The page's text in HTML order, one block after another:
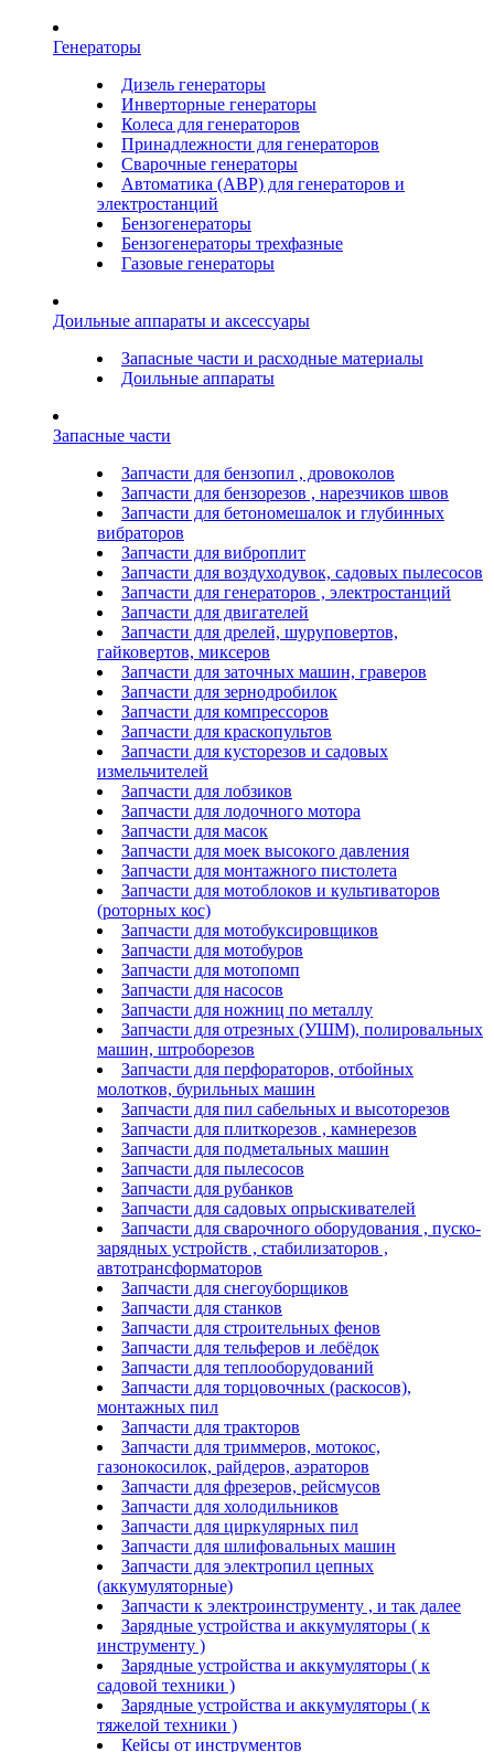
Генераторы
Дизель генераторы
Инверторные генераторы
Колеса для генераторов
Принадлежности для генераторов
Сварочные генераторы
Автоматика (АВР) для генераторов и
электростанций
Бензогенераторы
Бензогенераторы трехфазные
Газовые генераторы
Доильные аппараты и аксессуары
Запасные части и расходные материалы
Доильные аппараты
Запасные части
Запчасти для бензопил , дровоколов
Запчасти для бензорезов , нарезчиков швов
Запчасти для бетономешалок и глубинных
вибраторов
Запчасти для виброплит
Запчасти для воздуходувок, садовых пылесосов
Запчасти для генераторов , электростанций
Запчасти для двигателей
Запчасти для дрелей, шуруповертов,
гайковертов, миксеров
Запчасти для заточных машин, граверов
Запчасти для зернодробилок
Запчасти для компрессоров
Запчасти для краскопультов
Запчасти для кусторезов и садовых
измельчителей
Запчасти для лобзиков
Запчасти для лодочного мотора
Запчасти для масок
Запчасти для моек высокого давления
Запчасти для монтажного пистолета
Запчасти для мотоблоков и культиваторов
(роторных кос)
Запчасти для мотобуксировщиков
Запчасти для мотобуров
Запчасти для мотопомп
Запчасти для насосов
Запчасти для ножниц по металлу
Запчасти для отрезных (УШМ), полировальных
машин, штроборезов
Запчасти для перфораторов, отбойных
молотков, бурильных машин
Запчасти для пил сабельных и высоторезов
Запчасти для плиткорезов , камнерезов
Запчасти для подметальных машин
Запчасти для пылесосов
Запчасти для рубанков
Запчасти для садовых опрыскивателей
Запчасти для сварочного оборудования , пуско-
зарядных устройств , стабилизаторов ,
автотрансформаторов
Запчасти для снегоуборщиков
Запчасти для станков
Запчасти для строительных фенов
Запчасти для тельферов и лебёдок
Запчасти для теплооборудований
Запчасти для торцовочных (раскосов),
монтажных пил
Запчасти для тракторов
Запчасти для триммеров, мотокос,
газонокосилок, райдеров, аэраторов
Запчасти для фрезеров, рейсмусов
Запчасти для холодильников
Запчасти для циркулярных пил
Запчасти для шлифовальных машин
Запчасти для электропил цепных
(аккумуляторные)
Запчасти к электроинструменту , и так далее
Зарядные устройства и аккумуляторы ( к
инструменту )
Зарядные устройства и аккумуляторы ( к
садовой техники )
Зарядные устройства и аккумуляторы ( к
тяжелой техники )
Кейсы от инструментов